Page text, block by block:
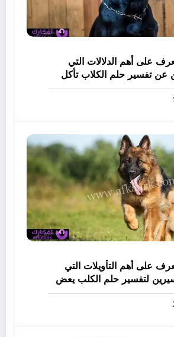
على أهم الدلالات التي
عن تفسير حلم الكلاب تأكل
على أهم التأويلات التي
لتفسير حلم الكلب يعض